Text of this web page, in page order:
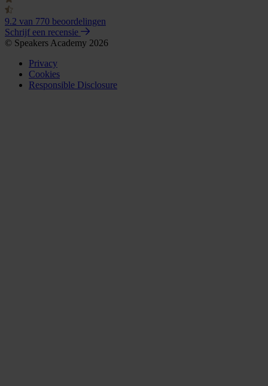
9.2 van 770 beoordelingen
Schrijf een recensie
© Speakers Academy 2026
Privacy
Cookies
Responsible Disclosure